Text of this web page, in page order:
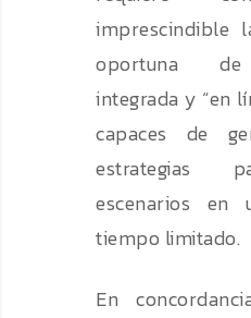
imprescindible
oportuna de
integrada y “en
capaces de
estrategias
escenarios en
tiempo limitado.
En